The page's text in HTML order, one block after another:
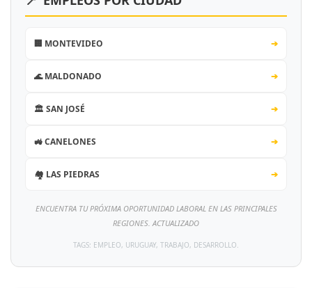
🏢 MONTEVIDEO ➔
🌊 MALDONADO ➔
🏛️ SAN JOSÉ ➔
🚜 CANELONES ➔
🏘️ LAS PIEDRAS ➔
ENCUENTRA TU PRÓXIMA OPORTUNIDAD LABORAL EN LAS PRINCIPALES
REGIONES. ACTUALIZADO
TAGS: EMPLEO, URUGUAY, TRABAJO, DESARROLLO.